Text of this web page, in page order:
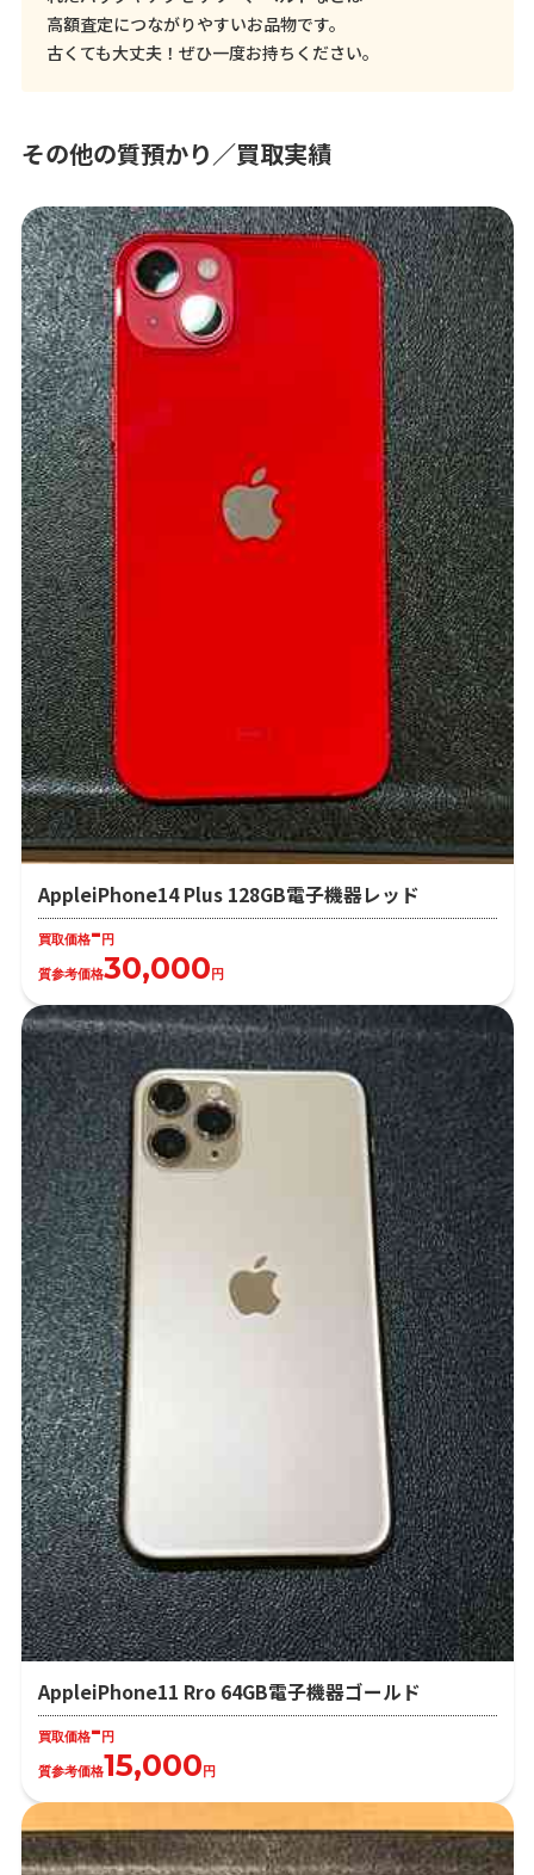
高額査定につながりやすいお品物です。
古くても大丈夫！ぜひ一度お持ちください。
その他の質預かり／買取実績
AppleiPhone14 Plus 128GB電子機器レッド
買取価格-円
質参考価格30,000円
AppleiPhone11 Rro 64GB電子機器ゴールド
買取価格- 円
質参考価格15,000 円